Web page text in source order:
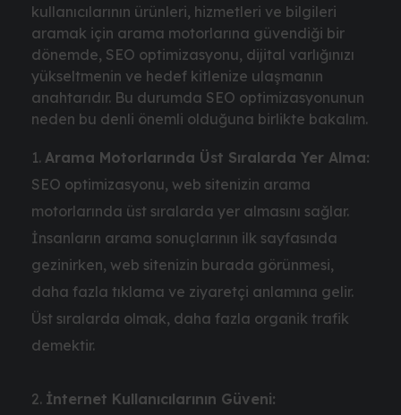
kullanıcılarının ürünleri, hizmetleri ve bilgileri
aramak için arama motorlarına güvendiği bir
dönemde, SEO optimizasyonu, dijital varlığınızı
yükseltmenin ve hedef kitlenize ulaşmanın
anahtarıdır. Bu durumda SEO optimizasyonunun
neden bu denli önemli olduğuna birlikte bakalım.
Arama Motorlarında Üst Sıralarda Yer Alma:
SEO optimizasyonu, web sitenizin arama
motorlarında üst sıralarda yer almasını sağlar.
İnsanların arama sonuçlarının ilk sayfasında
gezinirken, web sitenizin burada görünmesi,
daha fazla tıklama ve ziyaretçi anlamına gelir.
Üst sıralarda olmak, daha fazla organik trafik
demektir.
İnternet Kullanıcılarının Güveni: